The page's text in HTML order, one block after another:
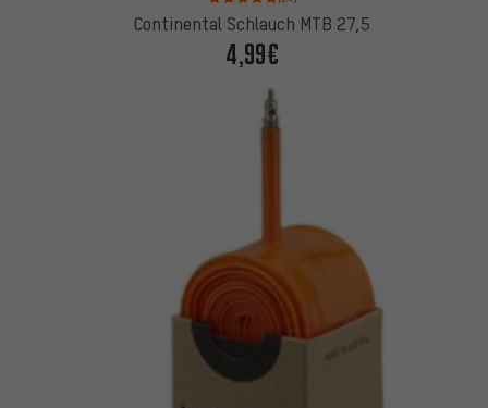
Continental Schlauch MTB 27,5
4,99€